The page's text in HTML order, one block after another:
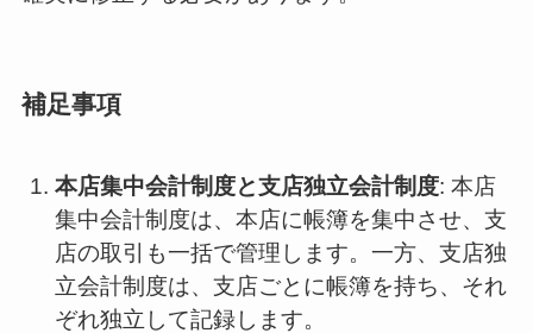
補足事項
本店集中会計制度と支店独立会計制度: 本店
集中会計制度は、本店に帳簿を集中させ、支
店の取引も一括で管理します。一方、支店独
立会計制度は、支店ごとに帳簿を持ち、それ
ぞれ独立して記録します。